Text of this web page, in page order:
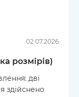
02.07.2026
розмірів)
дві
здійснено